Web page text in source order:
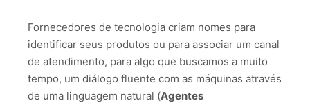
Fornecedores de tecnologia criam nomes para
identificar seus produtos ou para associar um canal
de atendimento, para algo que buscamos a muito
tempo, um diálogo fluente com as máquinas através
de uma linguagem natural (Agentes